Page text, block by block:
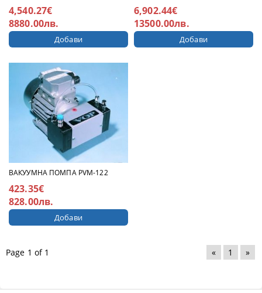
4,540.27€
8880.00лв.
6,902.44€
13500.00лв.
ВАКУУМНА ПОМПА PVM-122
423.35€
828.00лв.
Page 1 of 1 « 1 »